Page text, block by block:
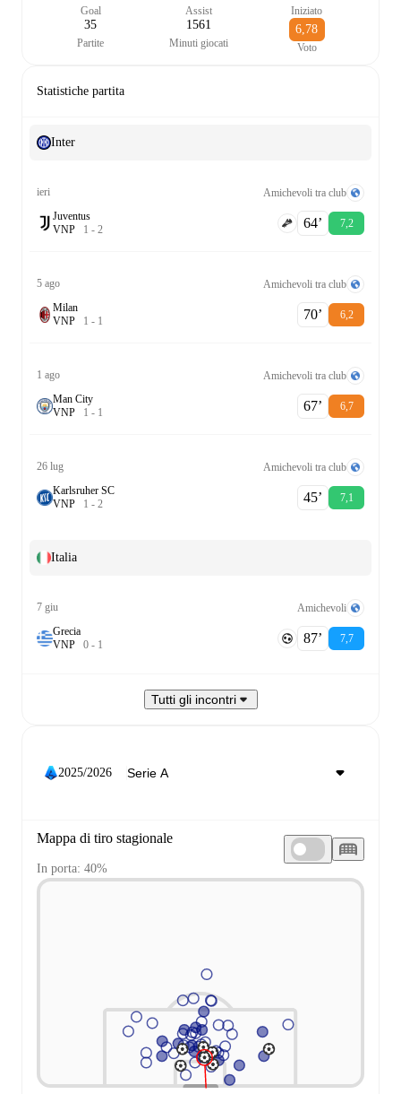
Goal Assist Iniziato
35
Partite
1561
Minuti giocati
6,78
Voto
Statistiche partita
Inter
ieri
Amichevoli tra club
Juventus
VNP 1 - 2 64‎’‎ 7,2
5 ago
Amichevoli tra club
Milan
VNP 1 - 1 70‎’‎ 6,2
1 ago
Amichevoli tra club
Man City
VNP 1 - 1 67‎’‎ 6,7
26 lug
Amichevoli tra club
Karlsruher SC
VNP 1 - 2 45‎’‎ 7,1
Italia
7 giu
Amichevoli
Grecia
VNP 0 - 1 87‎’‎ 7,7
Tutti gli incontri
2025/2026
Mappa di tiro stagionale
In porta: 40%